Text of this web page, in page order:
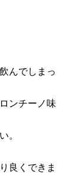
んでしまっ
ンチーノ味
。
良くできま